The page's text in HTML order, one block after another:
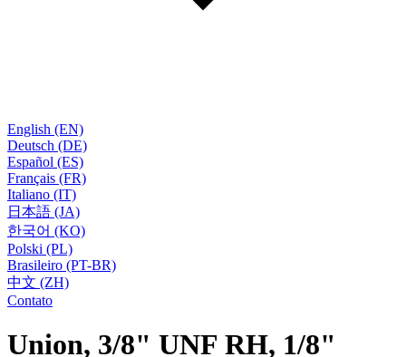
English (EN)
Deutsch (DE)
Español (ES)
Français (FR)
Italiano (IT)
日本語 (JA)
한국어 (KO)
Polski (PL)
Brasileiro (PT-BR)
中文 (ZH)
Contato
Union, 3/8" UNF RH, 1/8"